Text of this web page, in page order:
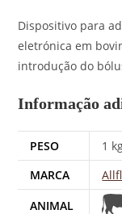
Dispositivo para
eletrónica em
introdução do
Informação
PESO
1
MARCA
ANIMAL